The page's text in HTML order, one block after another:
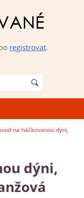
registrovat.
na háčkovanou dýni,
dýni,